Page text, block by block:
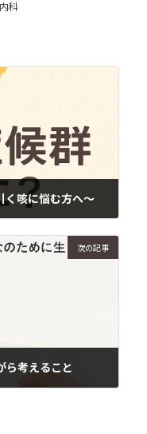
内科
く咳に悩む方へ〜
次の記事
ら考えること